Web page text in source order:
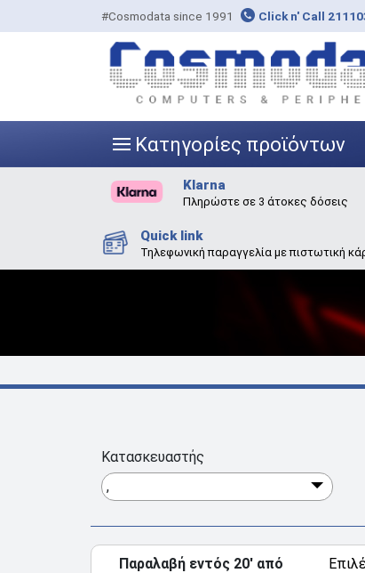
#Cosmodata since 1991 Click n' Call
||| Κατηγορίες προϊόντων
Klarna
Πληρώστε σε 3 άτοκες δόσεις
Quick link
Τηλεφωνική παραγγελία με πιστωτική
Κατασκευαστής
,
Παραλαβή εντός 20' από